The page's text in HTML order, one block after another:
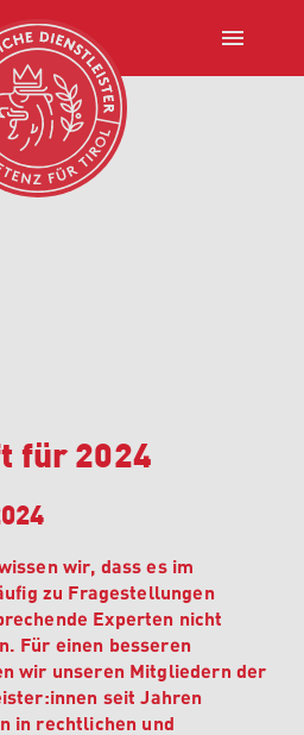
menu
für 2024
wir, dass es im
zu Fragestellungen
Experten nicht
Für einen besseren
wir unseren Mitgliedern der
seit Jahren
in rechtlichen und